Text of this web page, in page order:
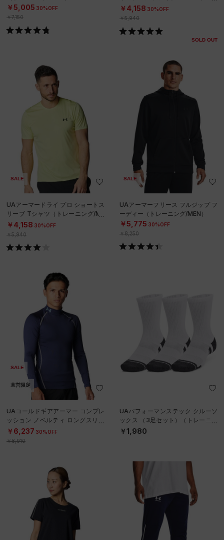
￥5,005 30%OFF
￥7,150
N）
￥4,158 30%OFF
￥5,940
SOLD OUT
SALE
UAアーマードライ プロ ショートス
リーブ Tシャツ（トレーニング/ME
N）
￥4,158 30%OFF
￥5,940
SALE
UAアーマーフリース フルジップ フ
ーディー（トレーニング/MEN）
￥5,775 30%OFF
￥8,250
SALE
直営限定
UAコールドギアアーマー コンプレ
ッション ノベルティ ロングスリー
ブ モックネック シャツ（トレーニ
ング/
￥6,237 30%OFF
￥8,910
UAパフォーマンステック クルーソ
ックス （3足セット）（トレーニン
グ/UNISEX）
￥1,980